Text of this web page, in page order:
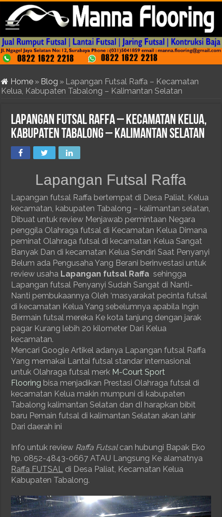
Home » Blog » Lapangan Futsal Raffa – Kecamatan
Kelua, Kabupaten Tabalong – Kalimantan Selatan
Lapangan Futsal Raffa – Kecamatan Kelua,
Kabupaten Tabalong – Kalimantan Selatan
Lapangan Futsal Raffa
Lapangan futsal Raffa bertempat di Desa Paliat, Kelua
kecamatan, kabupaten Tabalong – kalimantan selatan,
Dibuat untuk review Menjawab permintaan Negara
penggila Olahraga futsal di Kecamatan Kelua Dimana
peminat Olahraga futsal di kecamatan Kelua Sangat
Banyak Dan di kecamatan Kelua Sendiri Saat Penyanyi
Belum ada Pengusaha Yang Berani berinvestasi untuk
review usaha Lapangan futsal Raffa sehingga
Lapangan futsal Penyanyi Sudah Sangat di Nanti-
Nanti pembukaannya Oleh ‘masyarakat pecinta futsal
di kecamatan Kelua Yang sebelumnya apabila Ingin
Bermain futsal mereka Ke kota tanjung dengan jarak
pagar Kurang lebih 20 kilometer Dari Kelua
kecamatan.
Mencari Google Artikel adanya Lapangan futsal Raffa
Yang memakai Lantai futsal standar internasional
untuk Olahraga futsal merk M-Court Sport
Flooring bisa menjadikan Prestasi Olahraga futsal di
kecamatan Kelua makin mumpuni di kabupaten
Tabalong kalimantan Selatan dan dI harapkan bibit
baru Pemain futsal di kalimantan Selatan akan lahir
Dari daerah ini
Info untuk review Raffa Futsalcan hubungi Bapak Eko
hp. 0852-4843-0667 ATAU Langsung Ke alamatnya
Raffa FUTSAL di Desa Paliat, Kecamatan Kelua
Kabupaten Tabalong.